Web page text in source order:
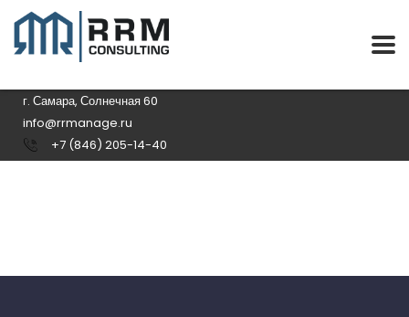
г. Самара, Солнечная 60
info@rrmanage.ru
+7 (846) 205-14-40